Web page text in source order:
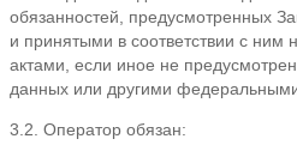
обязанностей, предусмотренных
и принятыми в соответствии с
актами, если иное не
данных или другими
3.2. Оператор обязан: